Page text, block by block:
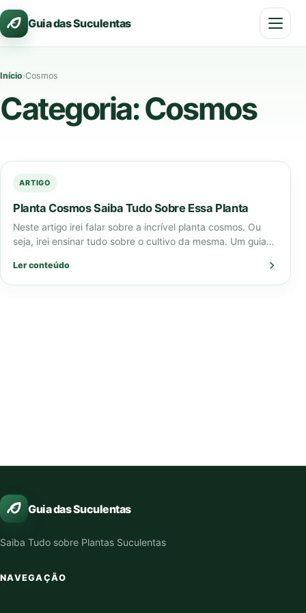
Pular
para
o
Guia das Suculentas
Início›Cosmos
Categoria:Cosmos
ARTIGO
Planta Cosmos Saiba Tudo Sobre Essa Planta
Neste artigo irei falar sobre a incrível planta cosmos. Ou
seja, irei ensinar tudo sobre o cultivo da mesma. Um guia
Ler conteúdo
Guia das Suculentas
Saiba Tudo sobre Plantas Suculentas
NAVEGAÇÃO